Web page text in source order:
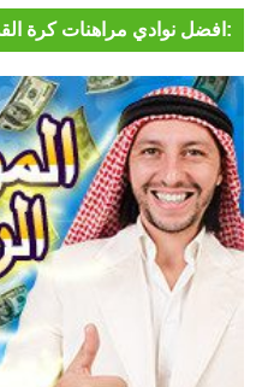
افضل نوادي مراهنات كرة القدم لعام 2023: